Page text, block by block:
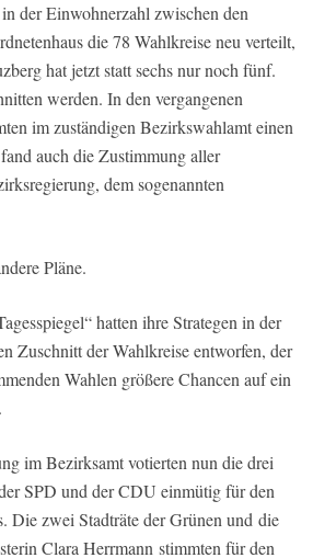
der Einwohnerzahl zwischen den
die 78 Wahlkreise neu verteilt,
hat jetzt statt sechs nur noch fünf.
werden. In den vergangenen
im zuständigen Bezirkswahlamt einen
auch die Zustimmung aller
dem sogenannten
Pläne.
hatten ihre Strategen in der
Zuschnitt der Wahlkreise entworfen, der
Wahlen größere Chancen auf ein
im Bezirksamt votierten nun die drei
SPD und der CDU einmütig für den
Die zwei Stadträte der Grünen und die
Clara Herrmann stimmten für den